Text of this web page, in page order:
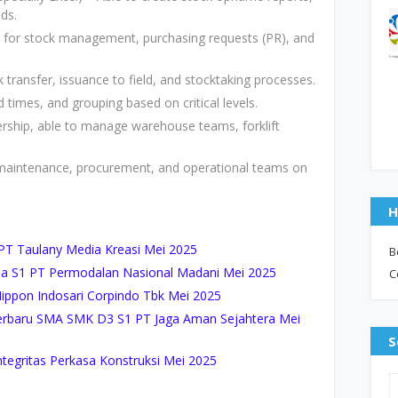
stock management, purchasing requests (PR), and
transfer, issuance to field, and stocktaking processes.
and grouping based on critical levels.
able to manage warehouse teams, forklift
procurement, and operational teams on
Taulany Media Kreasi Mei 2025
S1 PT Permodalan Nasional Madani Mei 2025
Indosari Corpindo Tbk Mei 2025
SMA SMK D3 S1 PT Jaga Aman Sejahtera Mei
Perkasa Konstruksi Mei 2025